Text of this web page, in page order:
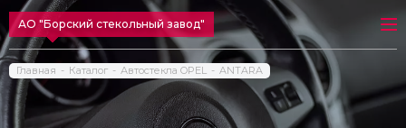
АО "Борский стекольный завод"
Главная Каталог Автостекла OPEL ANTARA